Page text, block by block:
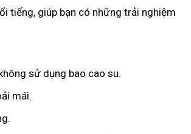
tiếng, giúp bạn có những trải nghiệm
sử dụng bao cao su.
mái.